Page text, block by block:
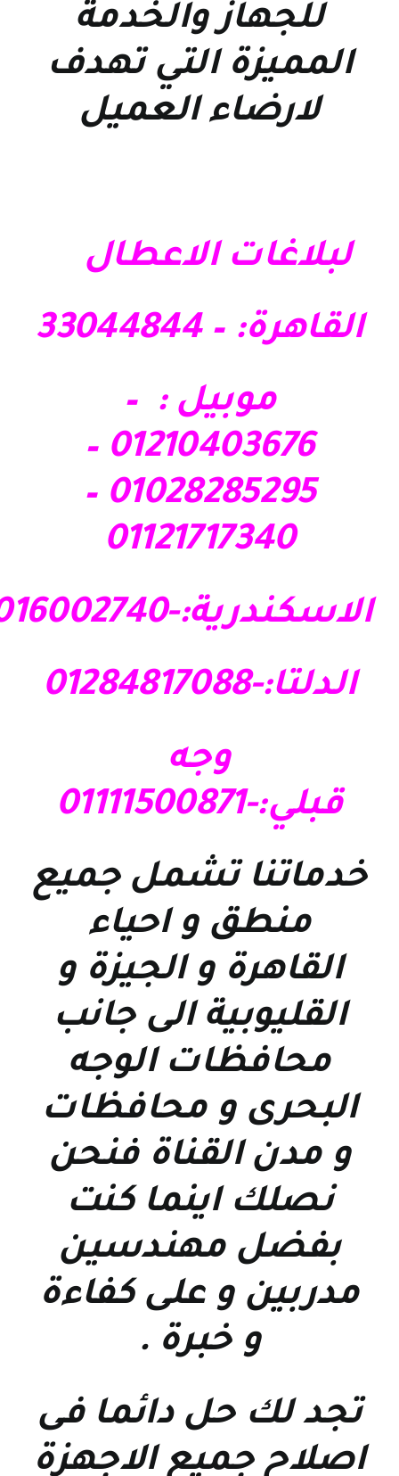
للجهاز والخدمة
المميزة التي تهدف
لارضاء العميل
لبلاغات الاعطال
القاهرة: – 33044844
موبيل : –
01210403676 –
01028285295 –
01121717340
الاسكندرية:-01016002740
الدلتا:-01284817088
وجه
قبلي:-01111500871
خدماتنا تشمل جميع
منطق و احياء
القاهرة و الجيزة و
القليوبية الى جانب
محافظات الوجه
البحرى و محافظات
و مدن القناة فنحن
نصلك اينما كنت
بفضل مهندسين
مدربين و على كفاءة
و خبرة .
تجد لك حل دائما فى
اصلاح جميع الاجهزة